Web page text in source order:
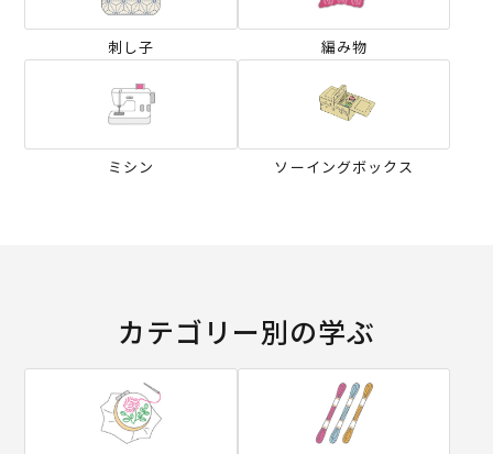
刺し子 編み物
ミシン ソーイングボックス
カテゴリー別の学ぶ